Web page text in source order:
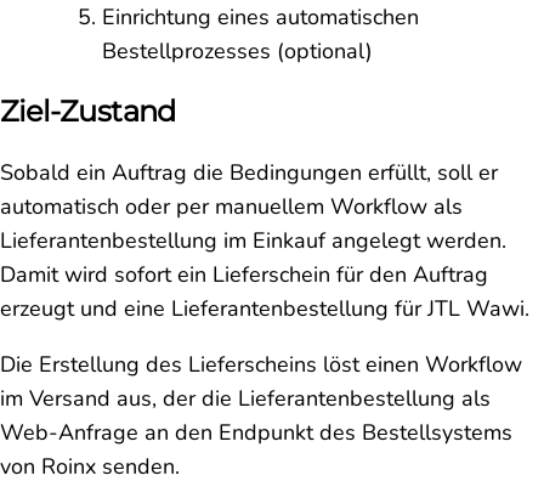
Einrichtung eines automatischen
Bestellprozesses (optional)
Ziel-Zustand
Sobald ein Auftrag die Bedingungen erfüllt, soll er
automatisch oder per manuellem Workflow als
Lieferantenbestellung im Einkauf angelegt werden.
Damit wird sofort ein Lieferschein für den Auftrag
erzeugt und eine Lieferantenbestellung für JTL Wawi.
Die Erstellung des Lieferscheins löst einen Workflow
im Versand aus, der die Lieferantenbestellung als
Web-Anfrage an den Endpunkt des Bestellsystems
von Roinx senden.